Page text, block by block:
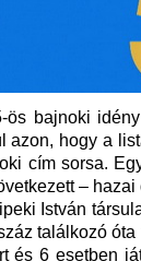
ös bajnoki
azon, hogy a
cím sorsa.
–
István
találkozó
és 6 esetben